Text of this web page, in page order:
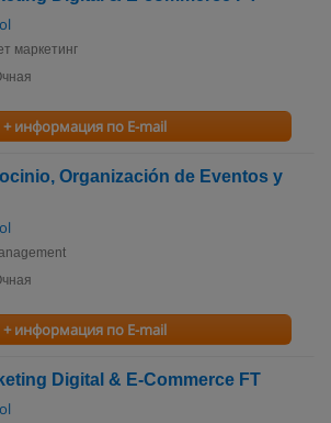
маркетинг
+ информация по E-mail
Organización de Eventos y
+ информация по E-mail
Digital & E-Commerce FT